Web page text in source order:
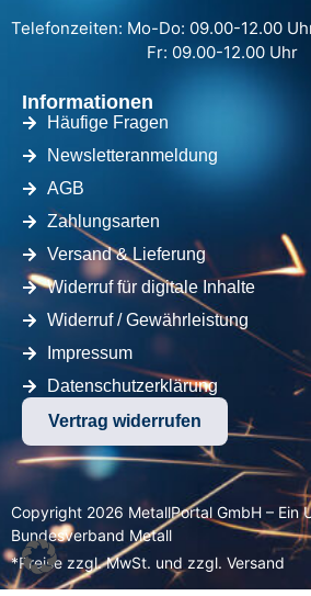
Telefonzeiten: Mo-Do: 09.00-12.00
Fr: 09.00-12.00 Uhr
Informationen
Häufige Fragen
Newsletteranmeldung
AGB
Zahlungsarten
Versand & Lieferung
Widerruf für digitale Inhalte
Widerruf / Gewährleistung
Impressum
Datenschutzerklärung
Vertrag widerrufen
Copyright 2026 MetallPortal GmbH – Ein
Bundesverband Metall
*Preise zzgl. MwSt. und zzgl. Versand